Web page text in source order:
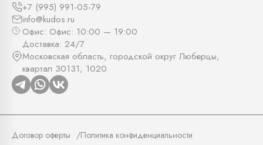
+7 (995) 991-05-79
info@kudos.ru
Офис: Офис: 10:00 — 19:00
Доставка: 24/7
Московская область, городской округ Люберцы,
квартал 30131, 1020
Договор оферты Политика конфиденциальности